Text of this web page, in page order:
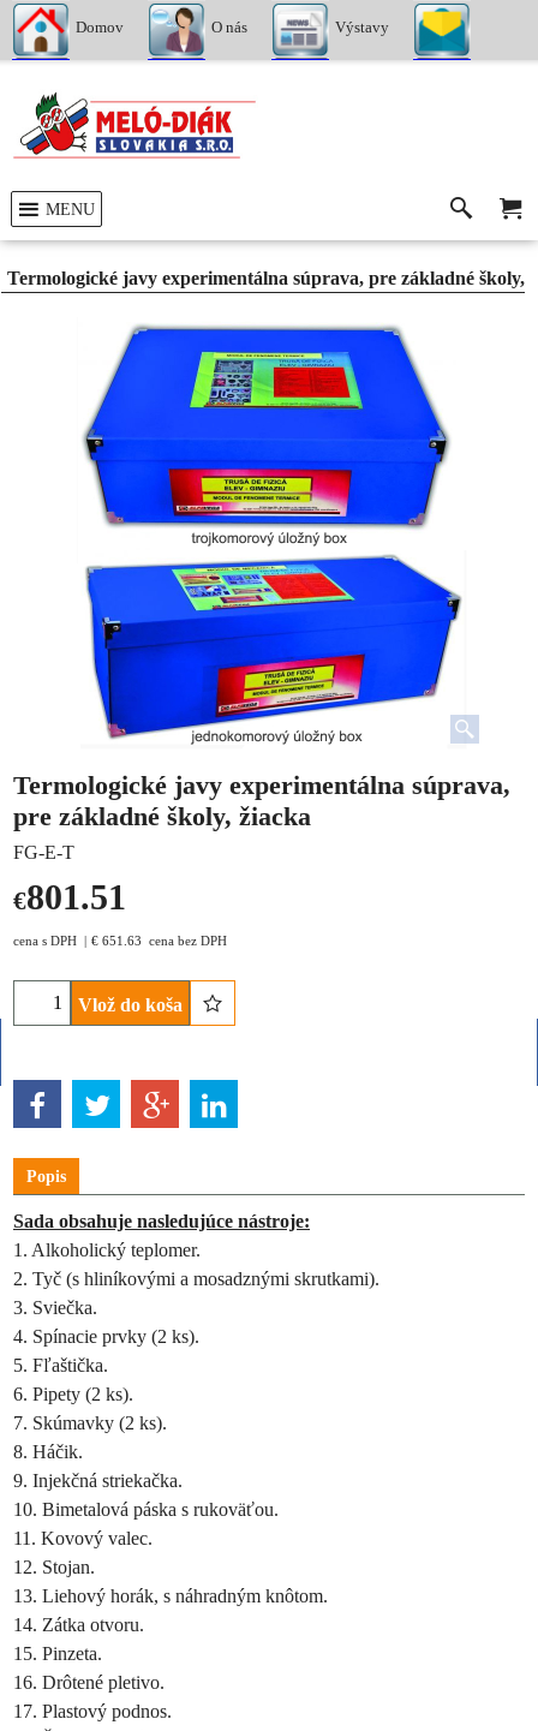
Domov O nás Výstavy
MENU
Termologické javy experimentálna súprava, pre základné školy,
Termologické javy experimentálna súprava,
pre základné školy, žiacka
FG-E-T
€801.51
cena s DPH € 651.63 cena bez DPH
Vlož do koša
Popis
Sada obsahuje nasledujúce nástroje:
1. Alkoholický teplomer.
2. Tyč (s hliníkovými a mosadznými skrutkami).
3. Sviečka.
4. Spínacie prvky (2 ks).
5. Fľaštička.
6. Pipety (2 ks).
7. Skúmavky (2 ks).
8. Háčik.
9. Injekčná striekačka.
10. Bimetalová páska s rukoväťou.
11. Kovový valec.
12. Stojan.
13. Liehový horák, s náhradným knôtom.
14. Zátka otvoru.
15. Pinzeta.
16. Drôtené pletivo.
17. Plastový podnos.